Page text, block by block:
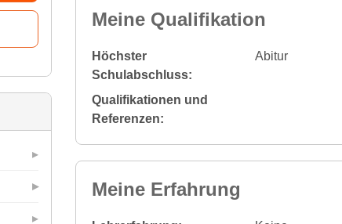
Meine Qualifikation
Höchster
Schulabschluss:
Abitur
Qualifikationen und
Referenzen:
Meine Erfahrung